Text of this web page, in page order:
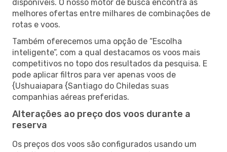
disponíveis. O nosso motor de busca encontra as
melhores ofertas entre milhares de combinações de
rotas e voos.
Também oferecemos uma opção de “Escolha
inteligente”, com a qual destacamos os voos mais
competitivos no topo dos resultados da pesquisa. E
pode aplicar filtros para ver apenas voos de
{Ushuaiapara {Santiago do Chiledas suas
companhias aéreas preferidas.
Alterações ao preço dos voos durante a
reserva
Os preços dos voos são configurados usando um